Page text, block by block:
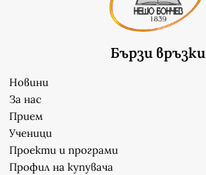
Бързи връзки
Новини
За нас
Прием
Ученици
Проекти и програми
Профил на купувача